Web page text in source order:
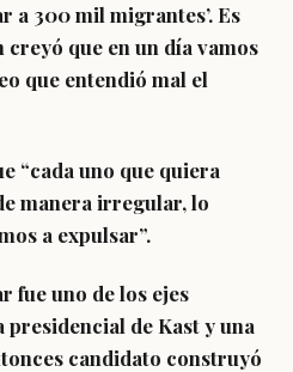
a 300 mil migrantes’. Es
que en un día vamos
que entendió mal el
“cada uno que quiera
manera irregular, lo
a expulsar”.
fue uno de los ejes
presidencial de Kast y una
candidato construyó